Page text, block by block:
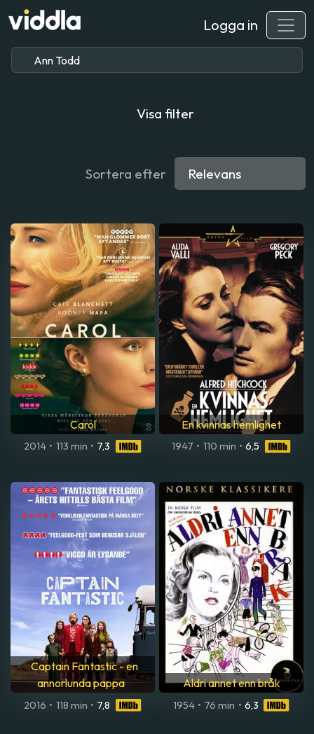
Logga in
Visa filter
Sortera efter
Carol
2014 • 113 min • 7,3
En kvinnas hemlighet
1947 • 110 min • 6,5
Captain Fantastic - en
annorlunda pappa
2016 • 118 min • 7,8
Aldri annet enn bråk
1954 • 76 min • 6,3